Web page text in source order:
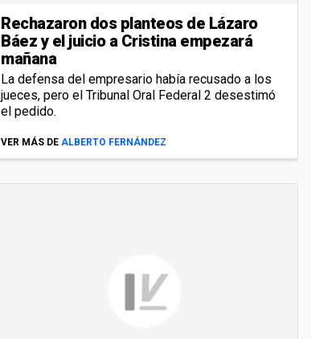
Rechazaron dos planteos de Lázaro
Báez y el juicio a Cristina empezará
mañana
La defensa del empresario había recusado a los
jueces, pero el Tribunal Oral Federal 2 desestimó
el pedido.
VER MÁS DE ALBERTO FERNÁNDEZ